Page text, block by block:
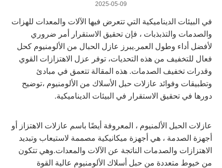
2025-05-09
في البيئات الديناميكية التي تتعرض فيها الآلات والمعدات للهزات
والصدمات والتذبذبات ، فإن تحقيق الاستقرار أمر ضروري
لأفضل أداء وطول العمر.يبرز عازل الحبال من الألومنيوم كحل
فعال للتخفيف من هذه التحديات، توفر عزل الاهتزازات القوي
وقدرات تخفيف الصدمات. هذه المقالة تتعمق في مبادئ
وتطبيقات وفوائد عازلات حبل الأسلاك من الألومنيوم ،توضيح
دورها في تحقيق الاستقرار في البيئات الديناميكية.
عازلات الحبل الألمنيوم ، المعروفة أيضًا باسم عازلات الاهتزاز أو
أجهزة الصدمة ، هي أجهزة ميكانيكية مصممة لاستيعاب وتبديد
الاهتزازات والصدمات الناتجة عن الآلات والمعدات.وهي تتكون
من خيوط متعددة من حبل أسلاك الألومنيوم عالية القوة